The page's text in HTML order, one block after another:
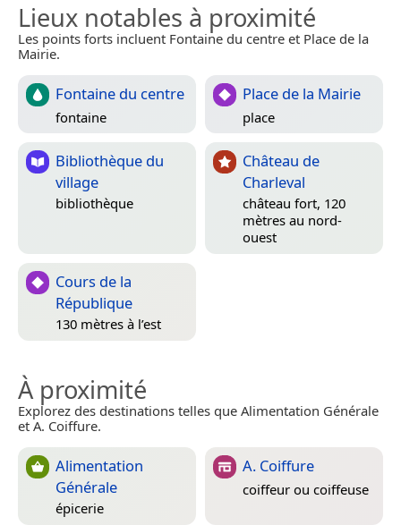
Lieux notables à proximité
Les points forts incluent Fontaine du centre et Place de la
Mairie.
Fontaine du centre
fontaine
Place de la Mairie
place
Bibliothèque du
village
bibliothèque
Château de
Charleval
château fort, 120
mètres au nord-
ouest
Cours de la
République
130 mètres à l’est
À proximité
Explorez des destinations telles que Alimentation Générale
et A. Coiffure.
Alimentation
Générale
épicerie
A. Coiffure
coiffeur ou coiffeuse